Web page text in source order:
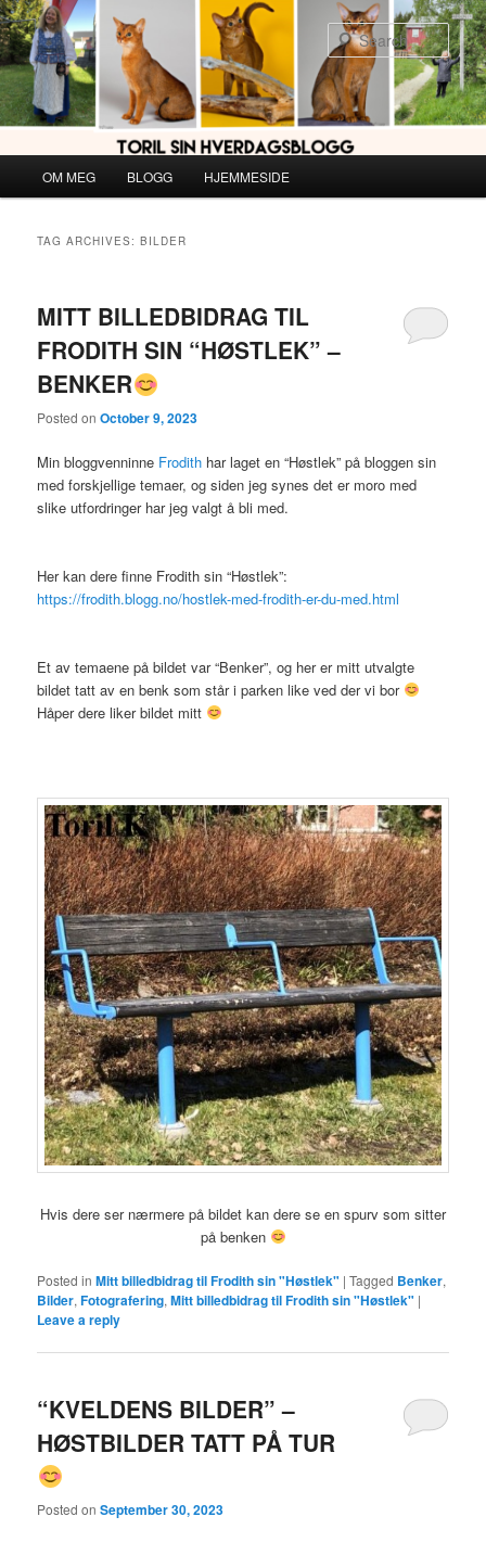
Skip
to
primary
content
Skip
to
secondary
content
OM MEG BLOGG HJEMMESIDE
TAG ARCHIVES:BILDER
MITT BILLEDBIDRAG TIL
FRODITH SIN “HØSTLEK” –
BENKER
Posted onOctober 9, 2023
Min bloggvenninne Frodith har laget en “Høstlek” på bloggen sin
med forskjellige temaer, og siden jeg synes det er moro med
slike utfordringer har jeg valgt å bli med.
Her kan dere finne Frodith sin “Høstlek”:
https://frodith.blogg.no/hostlek-med-frodith-er-du-med.html
Et av temaene på bildet var “Benker”, og her er mitt utvalgte
bildet tatt av en benk som står i parken like ved der vi bor
Håper dere liker bildet mitt
Hvis dere ser nærmere på bildet kan dere se en spurv som sitter
på benken
Posted in Mitt billedbidrag til Frodith sin "Høstlek" |Tagged Benker,
Bilder,Fotografering,Mitt billedbidrag til Frodith sin "Høstlek" |
Leave a reply
“KVELDENS BILDER” –
HØSTBILDER TATT PÅ TUR
Posted onSeptember 30, 2023